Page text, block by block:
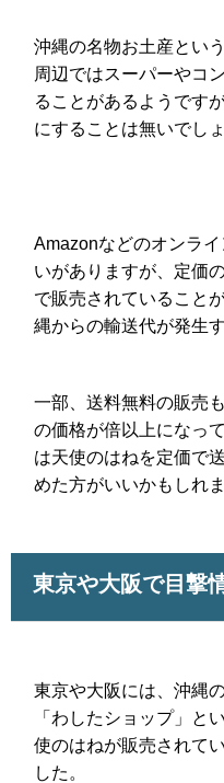
沖縄の名物お土産とい
周辺ではスーパーやコ
ることがあるようです
にすることは無いでしょ
Amazonなどのオンラ
いがありますが、定価
で販売されていること
縄からの輸送代が発生
一部、送料無料の販売
の価格が倍以上になっ
は天使のはねを定価で
めた方がいいかもしれま
東京や大阪で目撃
東京や大阪には、沖縄
「わしたショップ」と
使のはねが販売されて
した。